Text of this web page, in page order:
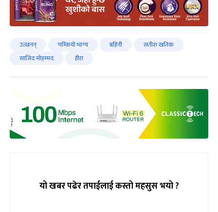
उत्खनन् चम्कियो भाग्य बहिनी
सतीश खतिक
साजिद मोहम्मद
हीरा
यो खबर पढेर तपाईलाई कस्तो महसुस भयो ?